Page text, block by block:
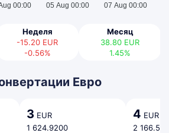
00:00 05 Aug 00:00 07 Aug 00:00
Неделя
-15.20 EUR
-0.56%
Месяц
38.80 EUR
1.45%
Евро
3 EUR
1 624.9200
4 EUR
2